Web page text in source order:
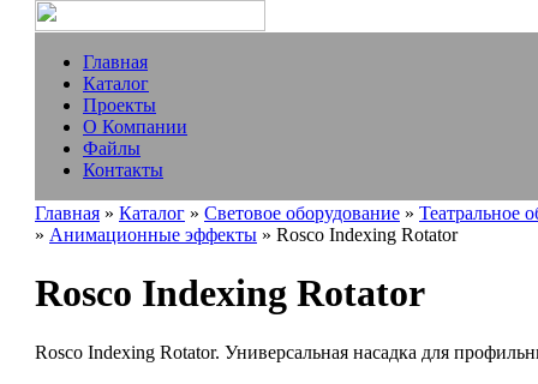
Главная
Каталог
Проекты
О Компании
Файлы
Контакты
Главная » Каталог » Световое оборудование » Театральное
» Анимационные эффекты » Rosco Indexing Rotator
Rosco Indexing Rotator
Rosco Indexing Rotator. Универсальная насадка для